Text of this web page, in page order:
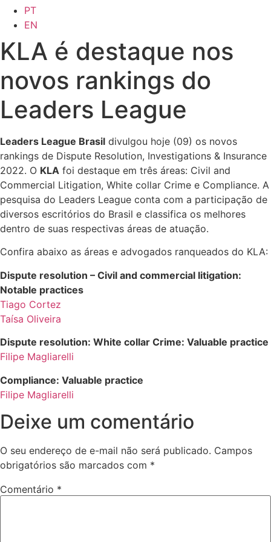
PT
EN
KLA é destaque nos
novos rankings do
Leaders League
Leaders League Brasil divulgou hoje (09) os novos
rankings de Dispute Resolution, Investigations & Insurance
2022. O KLA foi destaque em três áreas: Civil and
Commercial Litigation, White collar Crime e Compliance. A
pesquisa do Leaders League conta com a participação de
diversos escritórios do Brasil e classifica os melhores
dentro de suas respectivas áreas de atuação.
Confira abaixo as áreas e advogados ranqueados do KLA:
Dispute resolution – Civil and commercial litigation:
Notable practices
Tiago Cortez
Taísa Oliveira
Dispute resolution: White collar Crime: Valuable practice
Filipe Magliarelli
Compliance: Valuable practice
Filipe Magliarelli
Deixe um comentário
O seu endereço de e-mail não será publicado. Campos
obrigatórios são marcados com *
Comentário *